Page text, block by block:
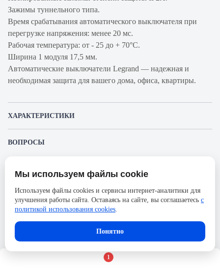
1
В корзину
Зажимы туннельного типа.
Время срабатывания автоматического выключателя при
перегрузке напряжения: менее 20 мс.
Рабочая температура: от - 25 до + 70°С.
Ширина 1 модуля 17,5 мм.
Автоматические выключатели Legrand — надежная и
необходимая защита для вашего дома, офиса, квартиры.
ХАРАКТЕРИСТИКИ
Производитель
Серия
RX³
Номинальный ток
Напряжение, В
230
Количество полюсов
Сечение проводника жесткого,
ВОПРОСЫ
Пожалуйста, авторизуйтесь, чтобы иметь
возможность оставлять вопросы.
Представленные изображения и характеристики могут отличаться от реального
без предварительного уведомления. Компания АйДистрибьют не несёт
ответственности в случае не соответствия текущей модели товаров фотографиям,
размещённым в карточке товара.
Мы используем файлы cookie
Используем файлы cookies и сервисы интернет-аналитики для
улучшения работы сайта. Оставаясь на сайте, вы соглашаетесь с
политикой использования cookies.
Понятно